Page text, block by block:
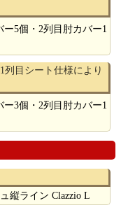
5個・2列目肘カバー1
列目シート仕様により
3個・2列目肘カバー1
縦ライン Clazzio L